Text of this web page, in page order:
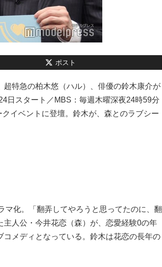
ポスト
超特急の柏木悠（ハル）、俳優の鈴木康介が
日スタート／MBS：毎週木曜深夜24時59分
イベントに登壇。鈴木が、森とのラブシー
マ化。「翻弄してやろうと思ってたのに、翻
人公・今井花恋（森）が、恋愛経験0の年
メディとなっている。鈴木は花恋の長年の